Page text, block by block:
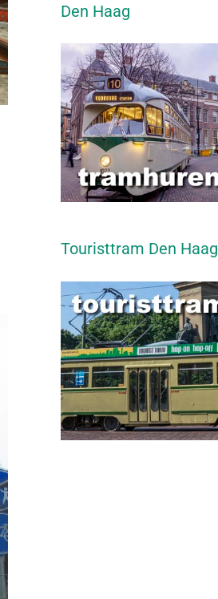
Den Haag
Touristtram Den Haag